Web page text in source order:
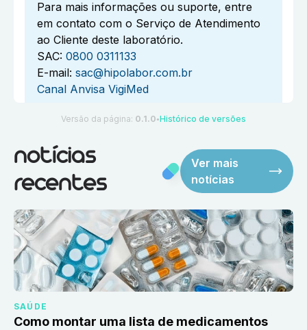
Para mais informações ou suporte, entre
em contato com o Serviço de Atendimento
ao Cliente deste laboratório.
SAC: 0800 0311133
E-mail: sac@hipolabor.com.br
Canal Anvisa VigiMed
Versão da página: 0.1.0 ●Histórico de versões
notícias
recentes
Ver mais
notícias
SAÚDE
Como montar uma lista de medicamentos